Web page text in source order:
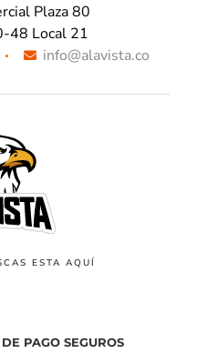
Plaza 80
48 Local 21
info@alavista.co
ESTA AQUÍ
PAGO SEGUROS